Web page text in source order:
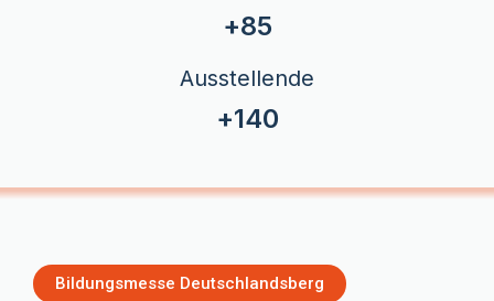
+85
Ausstellende
+140
Bildungsmesse Deutschlandsberg